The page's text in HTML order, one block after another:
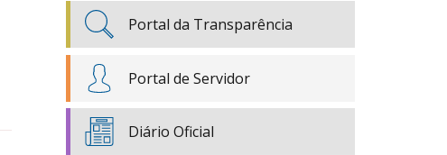
Portal da Transparência
Portal de Servidor
Diário Oficial